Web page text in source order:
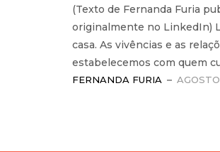
(Texto de Fernanda Furia
originalmente no LinkedIn)
casa. As vivências e as
estabelecemos com quem
FERNANDA FURIA